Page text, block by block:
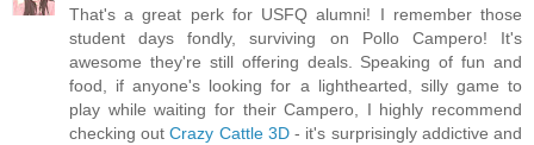
That's a great perk for USFQ alumni! I remember those
student days fondly, surviving on Pollo Campero! It's
awesome they're still offering deals. Speaking of fun and
food, if anyone's looking for a lighthearted, silly game to
play while waiting for their Campero, I highly recommend
checking outCrazy Cattle 3D- it's surprisingly addictive and